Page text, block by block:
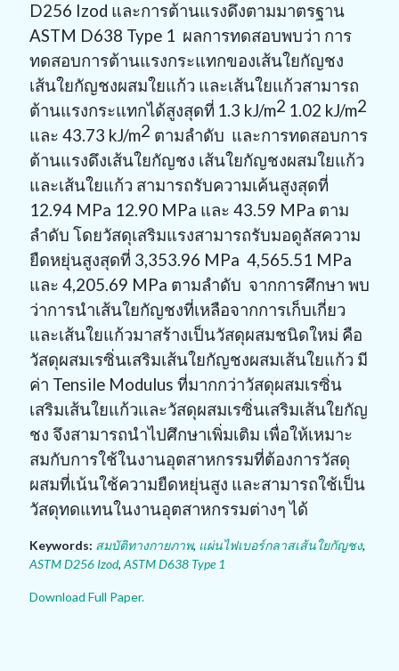
D256 Izod และการต้านแรงดึงตามมาตรฐาน
ASTM D638 Type 1 ผลการทดสอบพบว่า การ
ทดสอบการต้านแรงกระแทกของเส้นใยกัญชง
เส้นใยกัญชงผสมใยแก้ว และเส้นใยแก้วสามารถ
ต้านแรงกระแทกได้สูงสุดที่ 1.3 kJ/m2 1.02 kJ/m2
และ 43.73 kJ/m2 ตามลำดับ และการทดสอบการ
ต้านแรงดึงเส้นใยกัญชง เส้นใยกัญชงผสมใยแก้ว
และเส้นใยแก้ว สามารถรับความเค้นสูงสุดที่
12.94 MPa 12.90 MPa และ 43.59 MPa ตาม
ลำดับ โดยวัสดุเสริมแรงสามารถรับมอดูลัสความ
ยืดหยุ่นสูงสุดที่ 3,353.96 MPa 4,565.51 MPa
และ 4,205.69 MPa ตามลำดับ จากการศึกษา พบ
ว่าการนำเส้นใยกัญชงที่เหลือจากการเก็บเกี่ยว
และเส้นใยแก้วมาสร้างเป็นวัสดุผสมชนิดใหม่ คือ
วัสดุผสมเรซิ่นเสริมเส้นใยกัญชงผสมเส้นใยแก้ว มี
ค่า Tensile Modulus ที่มากกว่าวัสดุผสมเรซิ่น
เสริมเส้นใยแก้วและวัสดุผสมเรซิ่นเสริมเส้นใยกัญ
ชง จึงสามารถนำไปศึกษาเพิ่มเติม เพื่อให้เหมาะ
สมกับการใช้ในงานอุตสาหกรรมที่ต้องการวัสดุ
ผสมที่เน้นใช้ความยืดหยุ่นสูง และสามารถใช้เป็น
วัสดุทดแทนในงานอุตสาหกรรมต่างๆ ได้
Keywords: สมบัติทางกายภาพ, แผ่นไฟเบอร์กลาสเส้นใยกัญชง,
ASTM D256 Izod, ASTM D638 Type 1
Download Full Paper.